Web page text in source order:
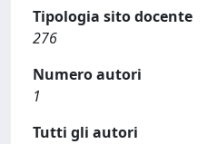
Tipologia sito docente
276
Numero autori
1
Tutti gli autori